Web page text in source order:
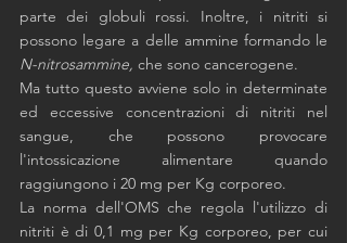
parte dei globuli rossi. Inoltre, i nitriti si
N-nitrosammine, che sono cancerogene.
Ma tutto questo avviene solo in determinate
ed eccessive concentrazioni di nitriti nel
sangue, che possono provocare
l'intossicazione alimentare quando
raggiungono i 20 mg per Kg corporeo.
La norma dell'OMS che regola l'utilizzo di
nitriti è di 0,1 mg per Kg corporeo, per cui